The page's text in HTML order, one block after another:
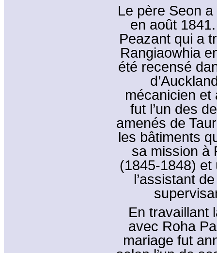
Le père Seon
en août
Peazant qui a
Rangiaowhia
été recensé
mécanicien et
fut l’un des
amenés de
les bâtiments
sa mission à
(1845-1848) et
l’assistant
En travaillant
avec Roha
mariage fut